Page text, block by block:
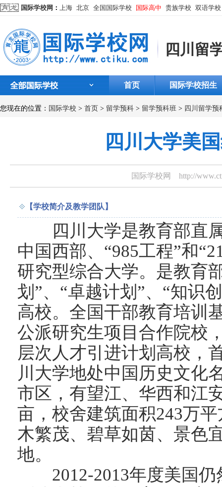
国际学校网 ： 上海 北京 全国国际学校 国际高中 贵族学校 双语学校
四川留
首页 国际学校招生
您现在的位置： 国际学校 > 首页 > 留学预科 > 留学预科班 > 四川留学预
四川大学美
国际学校网 http://
【学校简介及教学团队】
四川大学是教育部直属
中国西部、“985工程”和
研究型综合大学。是教育
划”、“卓越计划”、“知识
高校。全国干部教育培训
公派研究生项目合作院校
层次人才引进计划高校，
川大学地处中国历史文
市区，有望江、华西和江
亩，校舍建筑面积243万
木繁茂、碧草如茵、景色
地。
2012-2013年度美国仍